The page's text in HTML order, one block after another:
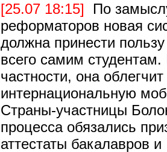
[25.07 18:15] По
реформаторов новая
должна принести
всего самим студентам.
частности, она облегчит
интернациональную
Страны-участницы
процесса обязались
аттестаты бакалавров и